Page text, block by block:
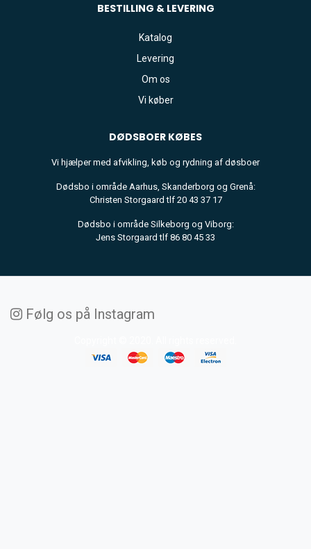
BESTILLING & LEVERING
Katalog
Levering
Om os
Vi køber
DØDSBOER KØBES
Vi hjælper med afvikling, køb og rydning af døsboer
Dødsbo i område Aarhus, Skanderborg og Grenå:
Christen Storgaard tlf 20 43 37 17
Dødsbo i område Silkeborg og Viborg:
Jens Storgaard tlf 86 80 45 33
Følg os på Instagram